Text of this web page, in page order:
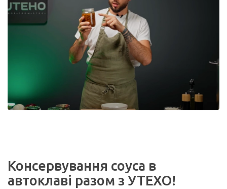
Консервування соуса в
автоклаві разом з УТЕХО!